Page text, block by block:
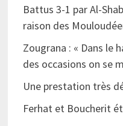
Battus 3-1 par Al-
raison des
Zougrana : « Dans le
des occasions on se
Une prestation très
Ferhat et Boucherit